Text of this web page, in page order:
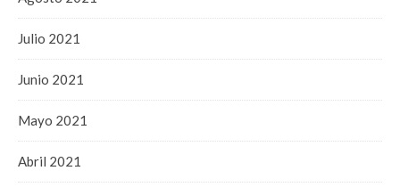
Julio 2021
Junio 2021
Mayo 2021
Abril 2021